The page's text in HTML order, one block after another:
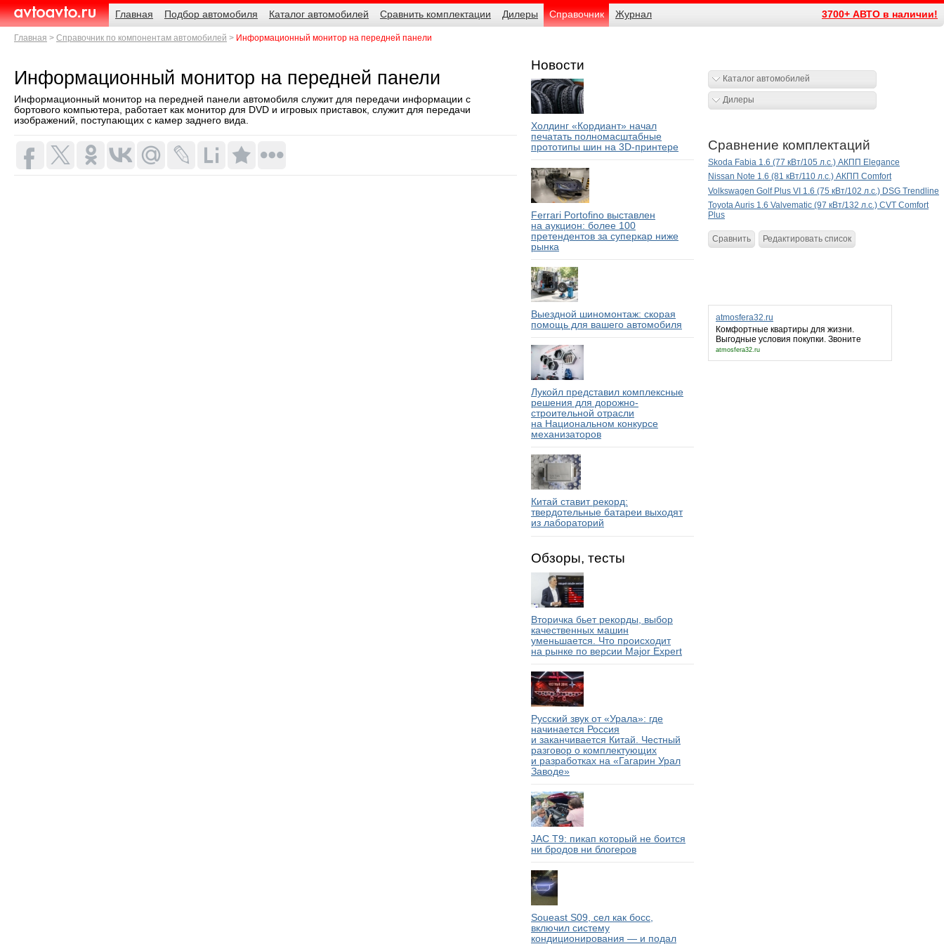
AvtoAvto.ru
Навигация
Главная
Подбор автомобиля Каталог автомобилей Сравнить комплектации Дилеры Справочник Журнал 3700+ АВТО в наличии!
Родительские
страницы
Главная Справочник по компонентам автомобилей Информационный монитор на передней панели
Информационный монитор на передней панели
Информационный монитор на передней панели автомобиля служит для передачи информации с
бортового компьютера, работает как монитор для DVD и игровых приставок, служит для передачи
изображений, поступающих с камер заднего вида.
Новости
Холдинг «Кордиант» начал
печатать полномасштабные
прототипы шин на 3D-принтере
Ferrari Portofino выставлен
на аукцион: более 100
претендентов за суперкар ниже
рынка
Выездной шиномонтаж: скорая
помощь для вашего автомобиля
Лукойл представил комплексные
решения для дорожно-
строительной отрасли
на Национальном конкурсе
механизаторов
Китай ставит рекорд:
твердотельные батареи выходят
из лабораторий
Обзоры, тесты
Вторичка бьет рекорды, выбор
качественных машин
уменьшается. Что происходит
на рынке по версии Major Expert
Русский звук от «Урала»: где
начинается Россия
и заканчивается Китай. Честный
разговор о комплектующих
и разработках на «Гагарин Урал
Заводе»
JAC T9: пикап который не боится
ни бродов ни блогеров
Soueast S09, сел как босс,
включил систему
кондиционирования — и подал
Каталог автомобилей
Дилеры
Сравнение комплектаций
Skoda Fabia 1.6 (77 кВт/105 л.с.) АКПП Elegance
Nissan Note 1.6 (81 кВт/110 л.с.) АКПП Comfort
Volkswagen Golf Plus VI 1.6 (75 кВт/102 л.с.) DSG Trendline
Toyota Auris 1.6 Valvematic (97 кВт/132 л.с.) CVT Comfort
Plus
Сравнить Редактировать список
atmosfera32.ru
Комфортные квартиры для жизни.
Выгодные условия покупки. Звоните
atmosfera32.ru